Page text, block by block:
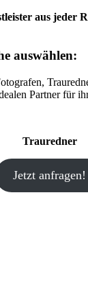
aus jeder
auswählen:
Partner für
Trauredner
Jetzt anfragen!